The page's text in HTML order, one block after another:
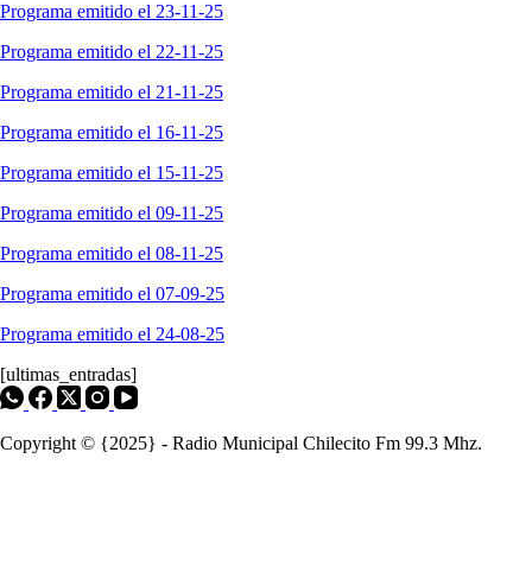
Programa emitido el 23-11-25
Programa emitido el 22-11-25
Programa emitido el 21-11-25
Programa emitido el 16-11-25
Programa emitido el 15-11-25
Programa emitido el 09-11-25
Programa emitido el 08-11-25
Programa emitido el 07-09-25
Programa emitido el 24-08-25
[ultimas_entradas]
Copyright © {2025} - Radio Municipal Chilecito Fm 99.3 Mhz.